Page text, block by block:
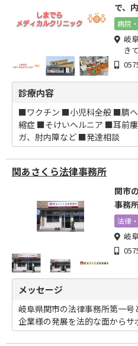
で、
病院
岐
き
診療内容
■ワクチン ■小児科全般 ■臍
縮症 ■そけいヘルニア ■耳前
ガ、肘内障など ■発達相談
関あさくら法律事務所
関市
事務
法律
岐
メッセージ
岐阜県関市の法律事務所第一号
企業様の発展を法的な面からサ